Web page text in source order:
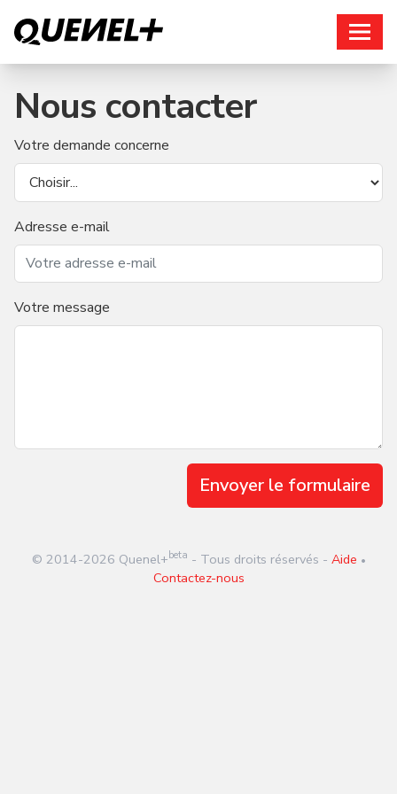
Nous contacter
Votre demande concerne
Adresse e-mail
Votre message
Envoyer le formulaire
© 2014-2026 Quenel+beta - Tous droits réservés - Aide •
Contactez-nous